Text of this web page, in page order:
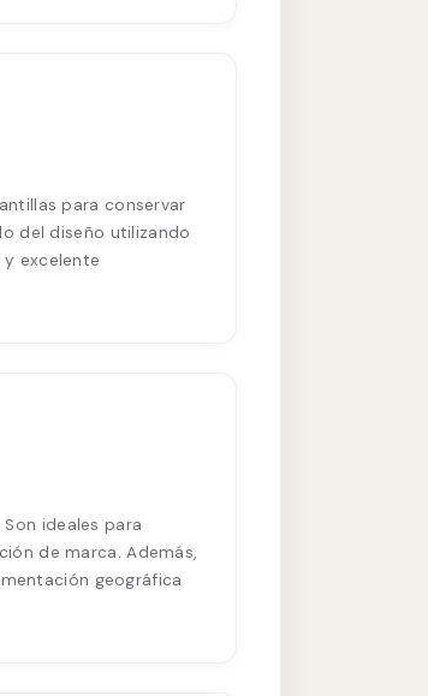
para conservar
del diseño utilizando
excelente
ideales para
de marca. Además,
geográfica